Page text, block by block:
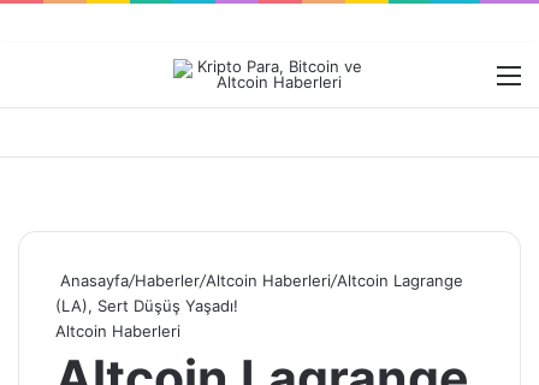
Dış görünümü değiştir
Anasayfa/Haberler/Altcoin Haberleri/Altcoin Lagrange
(LA), Sert Düşüş Yaşadı!
Altcoin Haberleri